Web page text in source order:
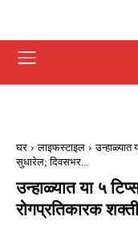
घर लाइफस्टाइल
उन्हाळ्यात
सुधारेल; दिवसभर...
उन्हाळ्यात या ५
रोगप्रतिकारक